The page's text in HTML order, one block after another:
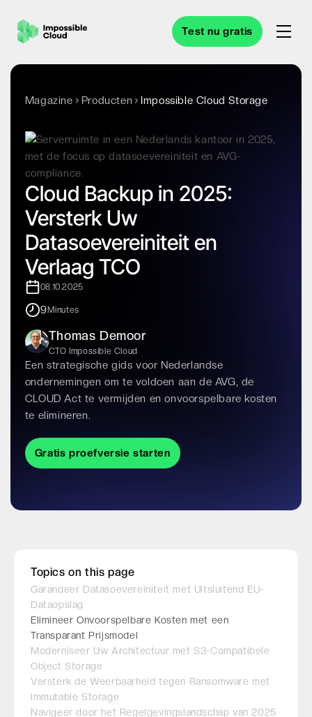
Test nu gratis
Magazine Producten Impossible Cloud Storage
Cloud Backup in 2025:
Versterk Uw
Datasoevereiniteit en
Verlaag TCO
08.10.2025
9Minutes
Thomas Demoor
CTO Impossible Cloud
Een strategische gids voor Nederlandse
ondernemingen om te voldoen aan de AVG, de
CLOUD Act te vermijden en onvoorspelbare kosten
te elimineren.
Gratis proefversie starten
Topics on this page
Garandeer Datasoevereiniteit met Uitsluitend EU-
Dataopslag
Elimineer Onvoorspelbare Kosten met een
Transparant Prijsmodel
Moderniseer Uw Architectuur met S3-Compatibele
Object Storage
Versterk de Weerbaarheid tegen Ransomware met
Immutable Storage
Navigeer door het Regelgevingslandschap van 2025